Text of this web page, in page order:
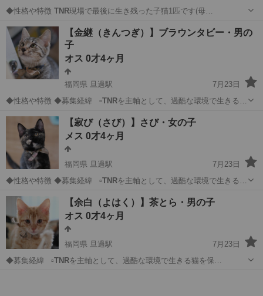
◆性格や特徴 TNR現場で最後に生き残った子猫1匹です(母…
香川 高松市 猫 サバトラ
【金継（きんつぎ）】ブラウンタビー・男の
子
オス 0才4ヶ月
福岡県 旦過駅
7月23日
◆性格や特徴 ◆募集経緯 ▫️TNRを主軸として、過酷な環境で生きる猫
福岡 北九州市 猫 ワクチン
【寂び（さび）】さび・女の子
メス 0才4ヶ月
福岡県 旦過駅
7月23日
◆性格や特徴 ◆募集経緯 ▫️TNRを主軸として、過酷な環境で生きる猫
福岡 北九州市 旦過駅 さび
【余白（よはく）】茶とら・男の子
オス 0才4ヶ月
福岡県 旦過駅
7月23日
◆募集経緯 ▫️TNRを主軸として、過酷な環境で生きる猫を保…